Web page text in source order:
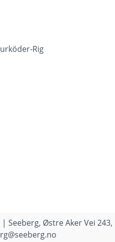
Rig
| Seeberg, Østre Aker Vei 243,